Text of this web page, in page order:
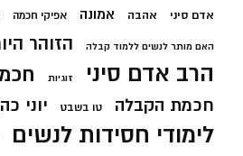
אדם סיני אהבה אמונה אפיקי חכמה
האם מותר לנשים ללמוד קבלה הזוהר
הרב אדם סיני זוגיות
חכמת הקבלה טו בשבט יוני
לימודי חסידות לנשים